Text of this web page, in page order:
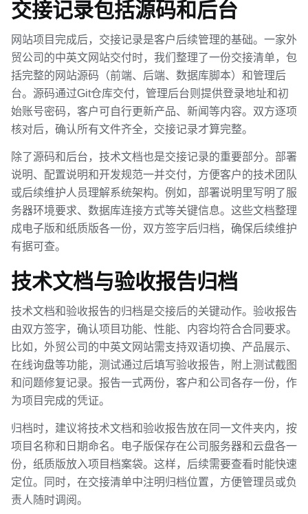
交接记录包括源码和后台
网站项目完成后，交接记录是客户后续管理的基础。一家外
贸公司的中英文网站交付时，我们整理了一份交接清单，包
括完整的网站源码（前端、后端、数据库脚本）和管理后
台。源码通过Git仓库交付，管理后台则提供登录地址和初
始账号密码，客户可自行更新产品、新闻等内容。双方逐项
核对后，确认所有文件齐全，交接记录才算完整。
除了源码和后台，技术文档也是交接记录的重要部分。部署
说明、配置说明和开发规范一并交付，方便客户的技术团队
或后续维护人员理解系统架构。例如，部署说明里写明了服
务器环境要求、数据库连接方式等关键信息。这些文档整理
成电子版和纸质版各一份，双方签字后归档，确保后续维护
有据可查。
技术文档与验收报告归档
技术文档和验收报告的归档是交接后的关键动作。验收报告
由双方签字，确认项目功能、性能、内容均符合合同要求。
比如，外贸公司的中英文网站需支持双语切换、产品展示、
在线询盘等功能，测试通过后填写验收报告，附上测试截图
和问题修复记录。报告一式两份，客户和公司各存一份，作
为项目完成的凭证。
归档时，建议将技术文档和验收报告放在同一文件夹内，按
项目名称和日期命名。电子版保存在公司服务器和云盘各一
份，纸质版放入项目档案袋。这样，后续需要查看时能快速
定位。同时，在交接清单中注明归档位置，方便管理员或负
责人随时调阅。